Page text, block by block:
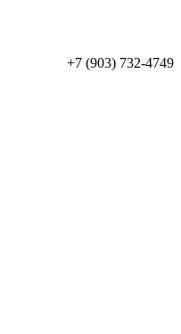
+7 (903) 732-4749